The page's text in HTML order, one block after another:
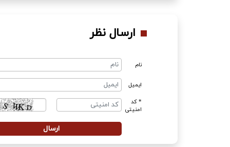
ارسال نظر
نام
ایمیل
* کد
امنیتی